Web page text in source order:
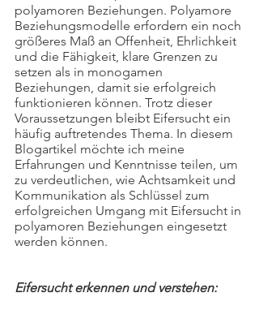
polyamoren Beziehungen. Polyamore
Beziehungsmodelle erfordern ein noch
größeres Maß an Offenheit, Ehrlichkeit
und die Fähigkeit, klare Grenzen zu
setzen als in monogamen
Beziehungen, damit sie erfolgreich
funktionieren können. Trotz dieser
Voraussetzungen bleibt Eifersucht ein
häufig auftretendes Thema. In diesem
Blogartikel möchte ich meine
Erfahrungen und Kenntnisse teilen, um
zu verdeutlichen, wie Achtsamkeit und
Kommunikation als Schlüssel zum
erfolgreichen Umgang mit Eifersucht in
polyamoren Beziehungen eingesetzt
werden können.
Eifersucht erkennen und verstehen: